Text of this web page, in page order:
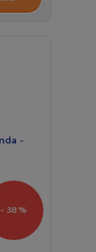
- 38 %